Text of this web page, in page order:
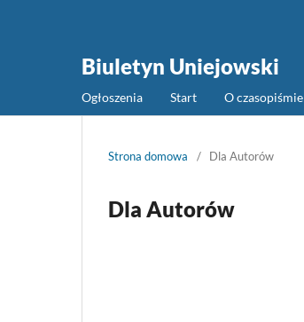
Biuletyn Uniejowski
Ogłoszenia Start O czasopiśmie
Strona domowa / Dla Autorów
Dla Autorów